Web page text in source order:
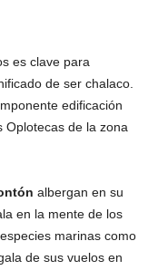
es clave para
de ser chalaco.
imponente edificación
Oplotecas de la zona
albergan en su
en la mente de los
marinas como
de sus vuelos en